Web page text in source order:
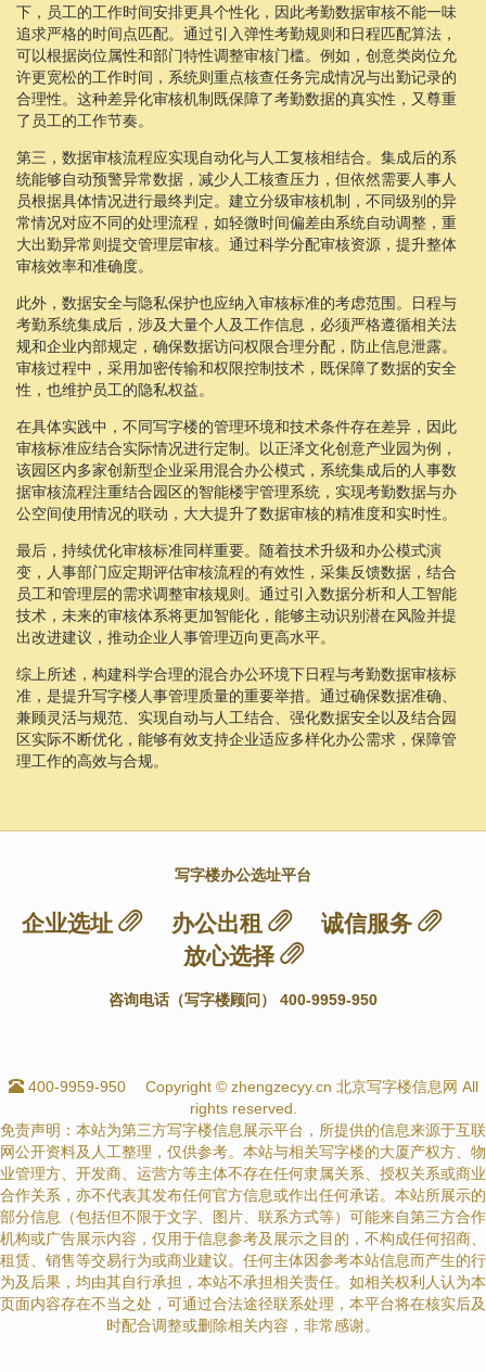
下，员工的工作时间安排更具个性化，因此考勤数据审核不能一味
追求严格的时间点匹配。通过引入弹性考勤规则和日程匹配算法，
可以根据岗位属性和部门特性调整审核门槛。例如，创意类岗位允
许更宽松的工作时间，系统则重点核查任务完成情况与出勤记录的
合理性。这种差异化审核机制既保障了考勤数据的真实性，又尊重
了员工的工作节奏。
第三，数据审核流程应实现自动化与人工复核相结合。集成后的系
统能够自动预警异常数据，减少人工核查压力，但依然需要人事人
员根据具体情况进行最终判定。建立分级审核机制，不同级别的异
常情况对应不同的处理流程，如轻微时间偏差由系统自动调整，重
大出勤异常则提交管理层审核。通过科学分配审核资源，提升整体
审核效率和准确度。
此外，数据安全与隐私保护也应纳入审核标准的考虑范围。日程与
考勤系统集成后，涉及大量个人及工作信息，必须严格遵循相关法
规和企业内部规定，确保数据访问权限合理分配，防止信息泄露。
审核过程中，采用加密传输和权限控制技术，既保障了数据的安全
性，也维护员工的隐私权益。
在具体实践中，不同写字楼的管理环境和技术条件存在差异，因此
审核标准应结合实际情况进行定制。以正泽文化创意产业园为例，
该园区内多家创新型企业采用混合办公模式，系统集成后的人事数
据审核流程注重结合园区的智能楼宇管理系统，实现考勤数据与办
公空间使用情况的联动，大大提升了数据审核的精准度和实时性。
最后，持续优化审核标准同样重要。随着技术升级和办公模式演
变，人事部门应定期评估审核流程的有效性，采集反馈数据，结合
员工和管理层的需求调整审核规则。通过引入数据分析和人工智能
技术，未来的审核体系将更加智能化，能够主动识别潜在风险并提
出改进建议，推动企业人事管理迈向更高水平。
综上所述，构建科学合理的混合办公环境下日程与考勤数据审核标
准，是提升写字楼人事管理质量的重要举措。通过确保数据准确、
兼顾灵活与规范、实现自动与人工结合、强化数据安全以及结合园
区实际不断优化，能够有效支持企业适应多样化办公需求，保障管
理工作的高效与合规。
写字楼办公选址平台
企业选址 办公出租
诚信服务
放心选择
咨询电话（写字楼顾问） 400-9959-950
400-9959-950
Copyright © zhengzecyy.cn 北京写字楼信息网 All
rights reserved.
免责声明：本站为第三方写字楼信息展示平台，所提供的信息来源于互联
网公开资料及人工整理，仅供参考。本站与相关写字楼的大厦产权方、物
业管理方、开发商、运营方等主体不存在任何隶属关系、授权关系或商业
合作关系，亦不代表其发布任何官方信息或作出任何承诺。本站所展示的
部分信息（包括但不限于文字、图片、联系方式等）可能来自第三方合作
机构或广告展示内容，仅用于信息参考及展示之目的，不构成任何招商、
租赁、销售等交易行为或商业建议。任何主体因参考本站信息而产生的行
为及后果，均由其自行承担，本站不承担相关责任。如相关权利人认为本
页面内容存在不当之处，可通过合法途径联系处理，本平台将在核实后及
时配合调整或删除相关内容，非常感谢。